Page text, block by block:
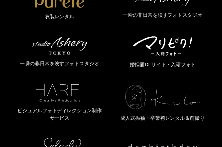
衣装レンタル 一瞬の非日常を映すフォトスタジオ
一瞬の非日常を映すフォトスタジオ 婚姻届DLサイト・入籍フォト
ビジュアルフォトディレクション制作
サービス
成人式振袖・卒業袴レンタル＆前撮り